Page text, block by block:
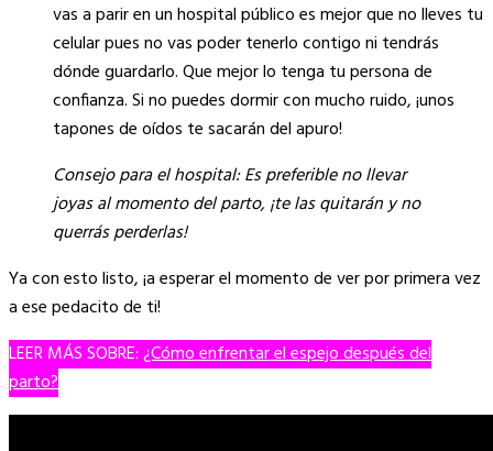
vas a parir en un hospital público es mejor que no lleves tu
celular pues no vas poder tenerlo contigo ni tendrás
dónde guardarlo. Que mejor lo tenga tu persona de
confianza. Si no puedes dormir con mucho ruido, ¡unos
tapones de oídos te sacarán del apuro!
Consejo para el hospital: Es preferible no llevar
joyas al momento del parto, ¡te las quitarán y no
querrás perderlas!
Ya con esto listo, ¡a esperar el momento de ver por primera vez
a ese pedacito de ti!
LEER MÁS SOBRE:¿Cómo enfrentar el espejo después del
parto?